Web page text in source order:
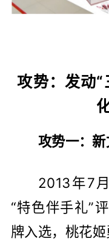
攻势：发动“
攻势一：
2013年7
“特色伴手礼”
牌入选，桃花姬